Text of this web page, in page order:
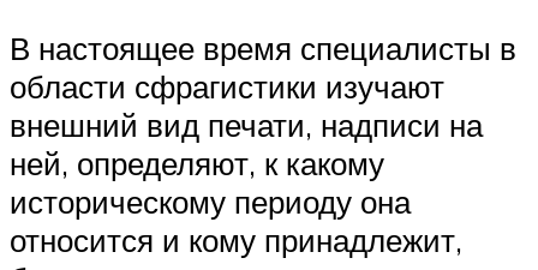
В настоящее время специалисты в
области сфрагистики изучают
внешний вид печати, надписи на
ней, определяют, к какому
историческому периоду она
относится и кому принадлежит,